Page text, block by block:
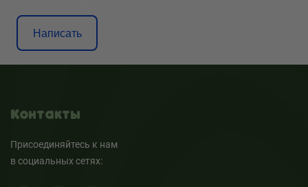
Написать
Контакты
Присоединяйтесь к нам
в социальных сетях: